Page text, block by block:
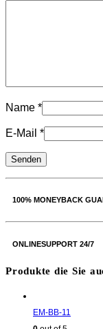
Name *
E-Mail *
100% MONEYBACK
ONLINESUPPORT 24/7
Produkte die Sie
EM-BB-11